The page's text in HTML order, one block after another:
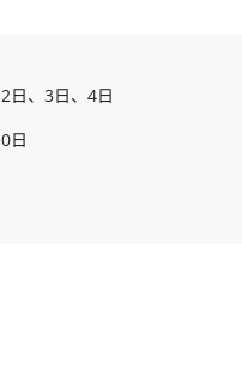
2日、3日、4日
0日